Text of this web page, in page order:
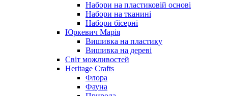
Набори на пластиковій основі
Набори на тканині
Набори бісерні
Юркевич Марія
Вишивка на пластику
Вишивка на дереві
Світ можливостей
Heritage Crafts
Флора
Фауна